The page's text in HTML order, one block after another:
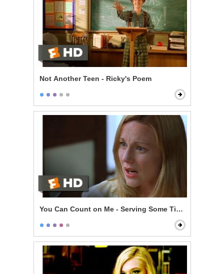
Not Another Teen - Ricky's Poem
You Can Count on Me - Serving Some Time